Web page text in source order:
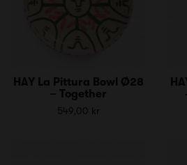
HAY La Pittura Bowl Ø28
– Together
549,00 kr